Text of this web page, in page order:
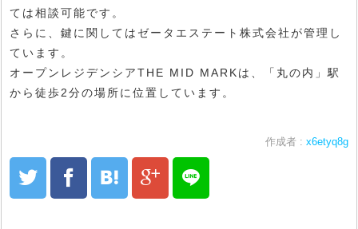
ては相談可能です。
さらに、鍵に関してはゼータエステート株式会社が管理し
ています。
オープンレジデンシアTHE MID MARKは、「丸の内」駅
から徒歩2分の場所に位置しています。
作成者 : x6etyq8g